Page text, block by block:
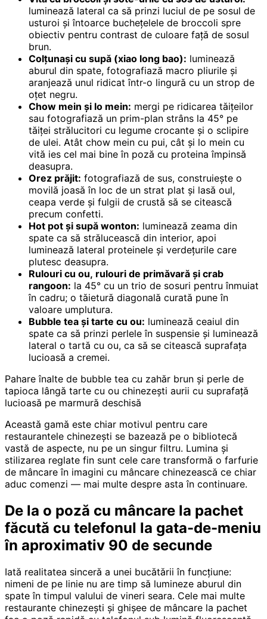
luminează lateral ca să prinzi luciul de pe sosul de
usturoi și întoarce buchețelele de broccoli spre
obiectiv pentru contrast de culoare față de sosul
brun.
Colțunași cu supă (xiao long bao): luminează
aburul din spate, fotografiază macro pliurile și
aranjează unul ridicat într-o lingură cu un strop de
oțet negru.
Chow mein și lo mein: mergi pe ridicarea tăițeilor
sau fotografiază un prim-plan strâns la 45° pe
tăiței strălucitori cu legume crocante și o sclipire
de ulei. Atât chow mein cu pui, cât și lo mein cu
vită ies cel mai bine în poză cu proteina împinsă
deasupra.
Orez prăjit: fotografiază de sus, construiește o
movilă joasă în loc de un strat plat și lasă oul,
ceapa verde și fulgii de crustă să se citească
precum confetti.
Hot pot și supă wonton: luminează zeama din
spate ca să strălucească din interior, apoi
luminează lateral proteinele și verdețurile care
plutesc deasupra.
Rulouri cu ou, rulouri de primăvară și crab
rangoon: la 45° cu un trio de sosuri pentru înmuiat
în cadru; o tăietură diagonală curată pune în
valoare umplutura.
Bubble tea și tarte cu ou: luminează ceaiul din
spate ca să prinzi perlele în suspensie și luminează
lateral o tartă cu ou, ca să se citească suprafața
lucioasă a cremei.
Pahare înalte de bubble tea cu zahăr brun și perle de
tapioca lângă tarte cu ou chinezești aurii cu suprafață
lucioasă pe marmură deschisă
Această gamă este chiar motivul pentru care
restaurantele chinezești se bazează pe o bibliotecă
vastă de aspecte, nu pe un singur filtru. Lumina și
stilizarea reglate fin sunt cele care transformă o farfurie
de mâncare în imagini cu mâncare chinezească ce chiar
aduc comenzi — mai multe despre asta în continuare.
De la o poză cu mâncare la pachet
făcută cu telefonul la gata-de-meniu
în aproximativ 90 de secunde
Iată realitatea sinceră a unei bucătării în funcțiune:
nimeni de pe linie nu are timp să lumineze aburul din
spate în timpul valului de vineri seara. Cele mai multe
restaurante chinezești și ghișee de mâncare la pachet